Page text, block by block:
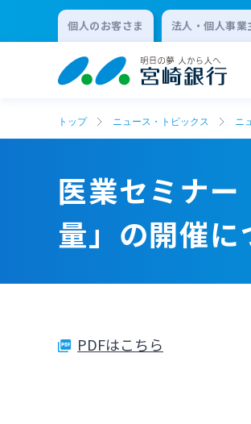
個人のお客さま 法人・個人事業
トップ ニュース・トピックス ニ
医業セミナ
量」の開催に
PDFはこちら